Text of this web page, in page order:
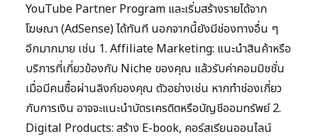
YouTube Partner Program และเริ่มสร้างรายได้จาก
โฆษณา (AdSense) ได้ทันที นอกจากนี้ยังมีช่องทางอื่น ๆ
อีกมากมาย เช่น 1. Affiliate Marketing: แนะนำสินค้าหรือ
บริการที่เกี่ยวข้องกับ Niche ของคุณ แล้วรับค่าคอมมิชชั่น
เมื่อมีคนซื้อผ่านลิงก์ของคุณ ตัวอย่างเช่น หากทำช่องเกี่ยว
กับการเงิน อาจจะแนะนำบัตรเครดิตหรือบัญชีออมทรัพย์ 2.
Digital Products: สร้าง E-book, คอร์สเรียนออนไลน์